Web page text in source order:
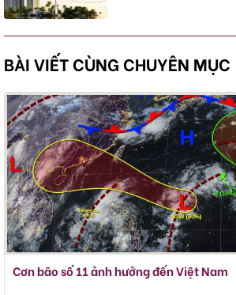
BÀI VIẾT CÙNG CHUYÊN MỤC
Cơn bão số 11 ảnh hưởng đến Việt Nam